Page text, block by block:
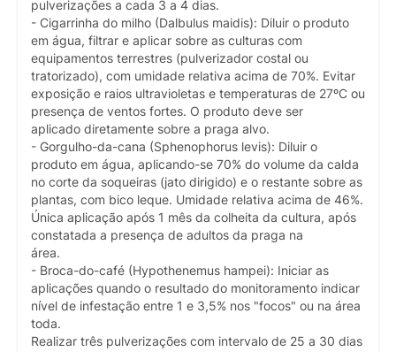
pulverizações a cada 3 a 4 dias.
- Cigarrinha do milho (Dalbulus maidis): Diluir o produto
em água, filtrar e aplicar sobre as culturas com
equipamentos terrestres (pulverizador costal ou
tratorizado), com umidade relativa acima de 70%. Evitar
exposição e raios ultravioletas e temperaturas de 27ºC ou
presença de ventos fortes. O produto deve ser
aplicado diretamente sobre a praga alvo.
- Gorgulho-da-cana (Sphenophorus levis): Diluir o
produto em água, aplicando-se 70% do volume da calda
no corte da soqueiras (jato dirigido) e o restante sobre as
plantas, com bico leque. Umidade relativa acima de 46%.
Única aplicação após 1 mês da colheita da cultura, após
constatada a presença de adultos da praga na
área.
- Broca-do-café (Hypothenemus hampei): Iniciar as
aplicações quando o resultado do monitoramento indicar
nível de infestação entre 1 e 3,5% nos "focos" ou na área
toda.
Realizar três pulverizações com intervalo de 25 a 30 dias